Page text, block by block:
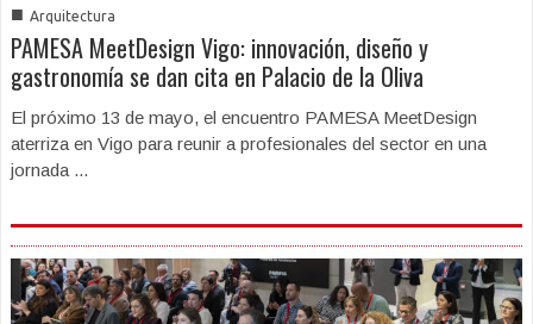
■ Arquitectura
PAMESA MeetDesign Vigo: innovación, diseño y
gastronomía se dan cita en Palacio de la Oliva
El próximo 13 de mayo, el encuentro PAMESA MeetDesign
aterriza en Vigo para reunir a profesionales del sector en una
jornada ...